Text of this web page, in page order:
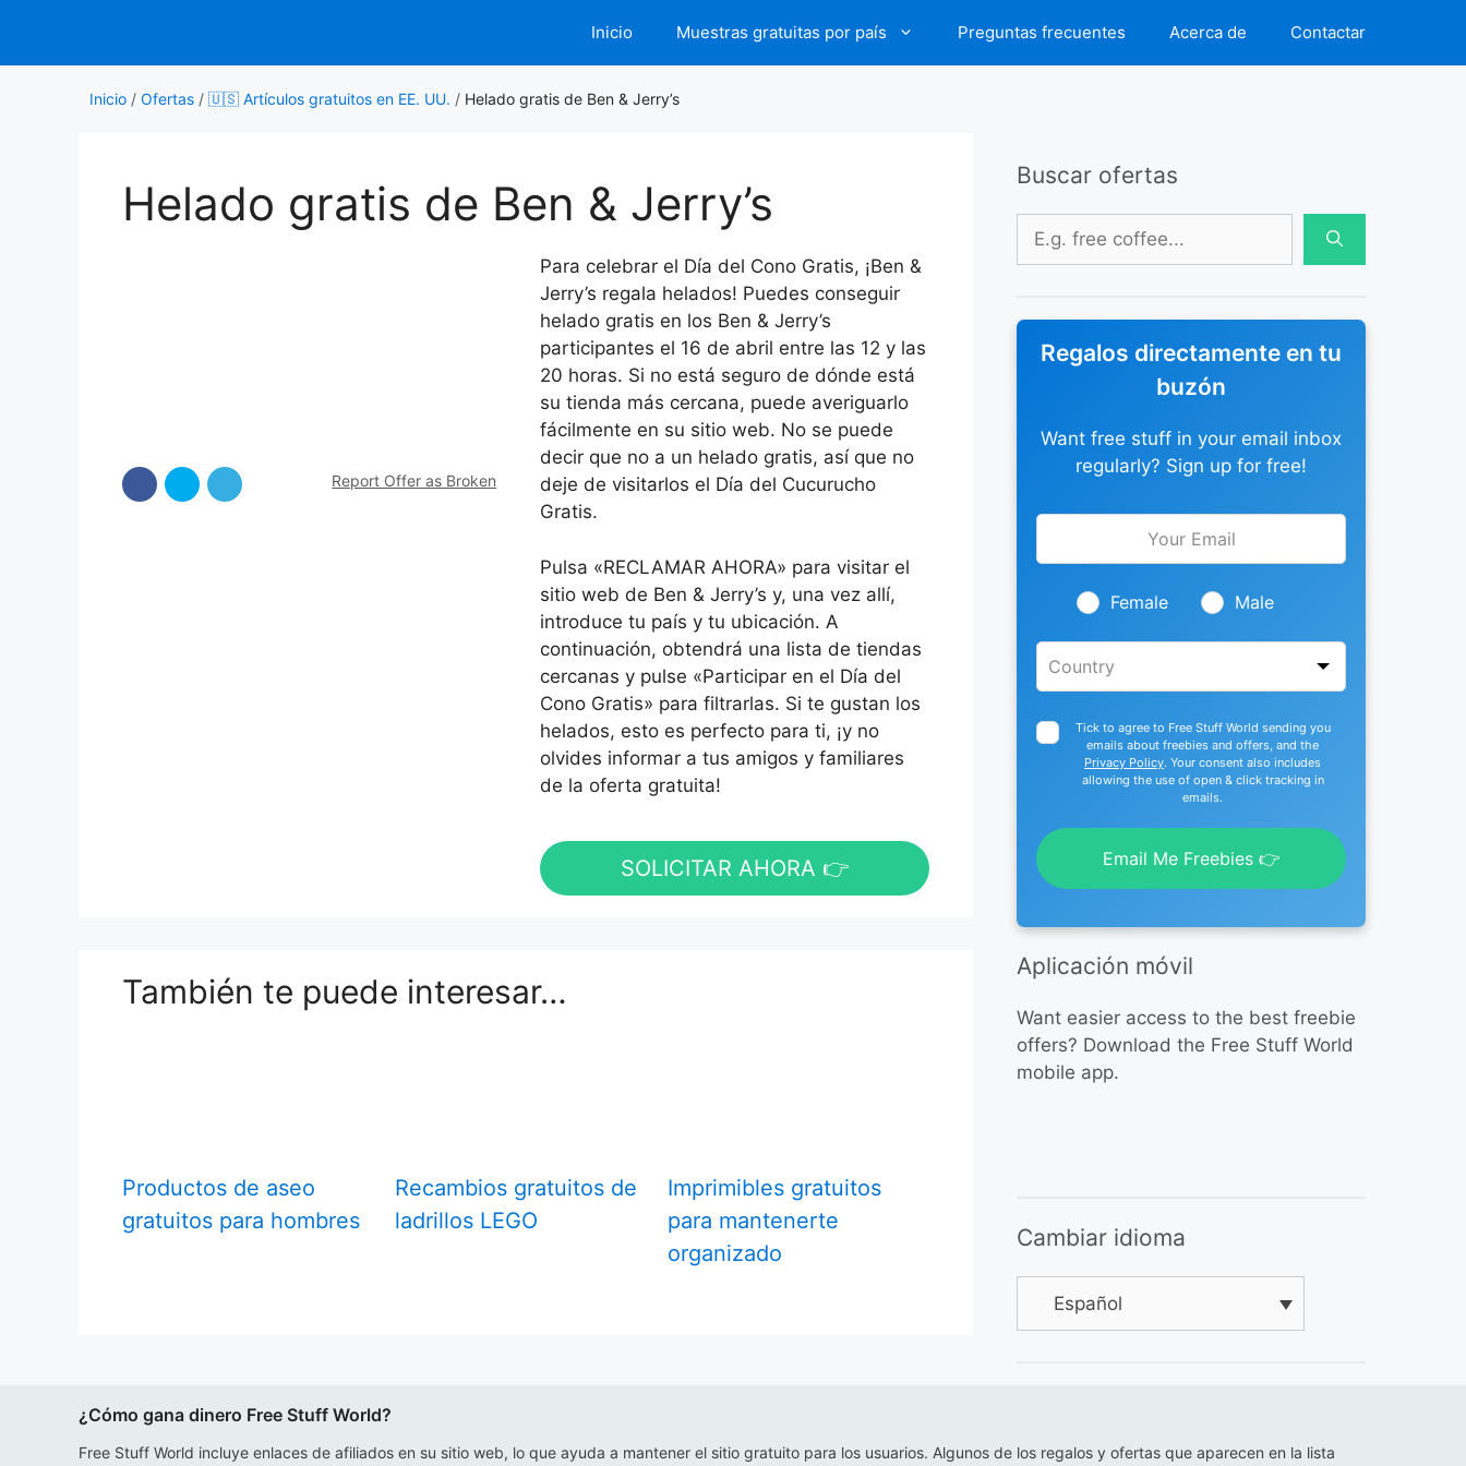
contenido
Inicio Muestras gratuitas por país Preguntas frecuentes Acerca de Contactar
Inicio / Ofertas / 🇺🇸 Artículos gratuitos en EE. UU. / Helado gratis de Ben & Jerry’s
Helado gratis de Ben & Jerry’s
Report Offer as Broken
Para celebrar el Día del Cono Gratis, ¡Ben &
Jerry’s regala helados! Puedes conseguir
helado gratis en los Ben & Jerry’s
participantes el 16 de abril entre las 12 y las
20 horas. Si no está seguro de dónde está
su tienda más cercana, puede averiguarlo
fácilmente en su sitio web. No se puede
decir que no a un helado gratis, así que no
deje de visitarlos el Día del Cucurucho
Gratis.
Pulsa «RECLAMAR AHORA» para visitar el
sitio web de Ben & Jerry’s y, una vez allí,
introduce tu país y tu ubicación. A
continuación, obtendrá una lista de tiendas
cercanas y pulse «Participar en el Día del
Cono Gratis» para filtrarlas. Si te gustan los
helados, esto es perfecto para ti, ¡y no
olvides informar a tus amigos y familiares
de la oferta gratuita!
SOLICITAR AHORA 👉
También te puede interesar…
Productos de aseo
gratuitos para hombres
Recambios gratuitos de
ladrillos LEGO
Imprimibles gratuitos
para mantenerte
organizado
Buscar ofertas
Buscar:
Regalos directamente en tu
buzón
Want free stuff in your email inbox
regularly? Sign up for free!
Leave
blank
Female Male
Tick to agree to Free Stuff World sending you
emails about freebies and offers, and the
Privacy Policy. Your consent also includes
allowing the use of open & click tracking in
emails.
Email Me Freebies 👉
Aplicación móvil
Want easier access to the best freebie
offers? Download the Free Stuff World
mobile app.
Cambiar idioma
Español
¿Cómo gana dinero Free Stuff World?
Free Stuff World incluye enlaces de afiliados en su sitio web, lo que ayuda a mantener el sitio gratuito para los usuarios. Algunos de los regalos y ofertas que aparecen en la lista